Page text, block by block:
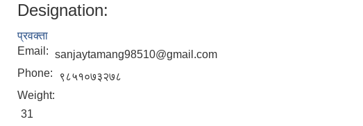
Designation:
प्रवक्ता
Email: sanjaytamang98510@gmail.com
Phone:
९८५१०७३२७८
Weight:
31